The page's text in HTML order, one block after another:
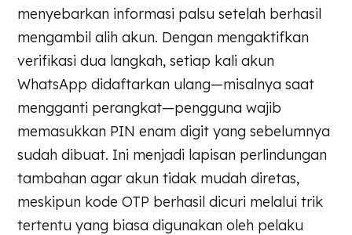
menyebarkan informasi palsu setelah berhasil
mengambil alih akun. Dengan mengaktifkan
verifikasi dua langkah, setiap kali akun
WhatsApp didaftarkan ulang—misalnya saat
mengganti perangkat—pengguna wajib
memasukkan PIN enam digit yang sebelumnya
sudah dibuat. Ini menjadi lapisan perlindungan
tambahan agar akun tidak mudah diretas,
meskipun kode OTP berhasil dicuri melalui trik
tertentu yang biasa digunakan oleh pelaku